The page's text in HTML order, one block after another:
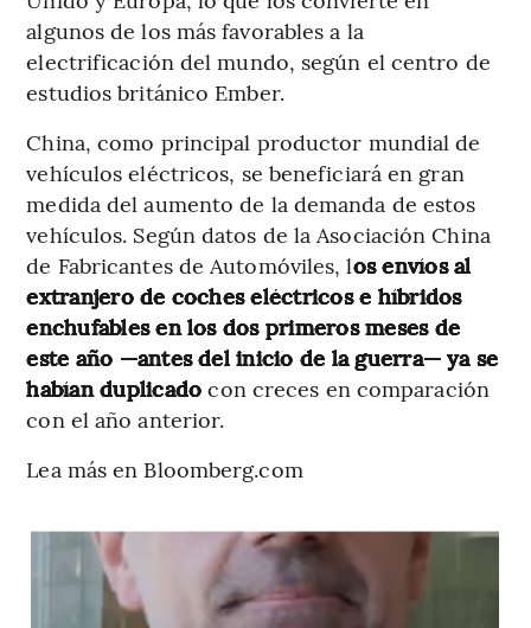
algunos de los más favorables a la
electrificación del mundo, según el centro de
estudios británico Ember.
China, como principal productor mundial de
vehículos eléctricos, se beneficiará en gran
medida del aumento de la demanda de estos
vehículos. Según datos de la Asociación China
de Fabricantes de Automóviles, los envíos al
extranjero de coches eléctricos e híbridos
enchufables en los dos primeros meses de
este año —antes del inicio de la guerra— ya se
habían duplicadocon creces en comparación
con el año anterior.
Lea más en Bloomberg.com